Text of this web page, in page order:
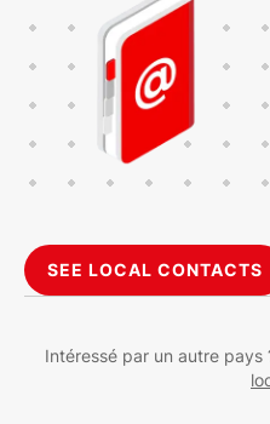
SEE LOCAL CONTACTS
Intéressé par un autre pays